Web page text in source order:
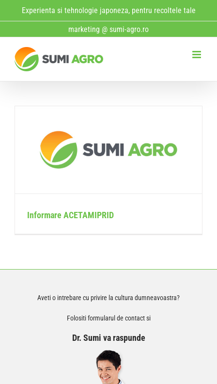
to
Experienta si tehnologie japoneza, pentru recoltele tale
marketing @ sumi-agro.ro
Informare ACETAMIPRID
Aveti o intrebare cu privire la cultura dumneavoastra?
Folositi formularul de contact si
Dr. Sumi va raspunde